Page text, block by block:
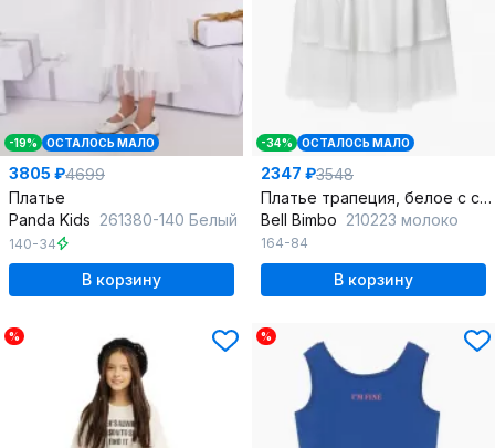
-19% ОСТАЛОСЬ МАЛО
3805 ₽4699
Платье
Panda Kids 261380-140 Белый
140-34
В корзину
-34% ОСТАЛОСЬ МАЛО
2347 ₽3548
Платье трапеция, белое с сеткой и принтом, летнее
Bell Bimbo 210223 молоко
164-84
В корзину
% %